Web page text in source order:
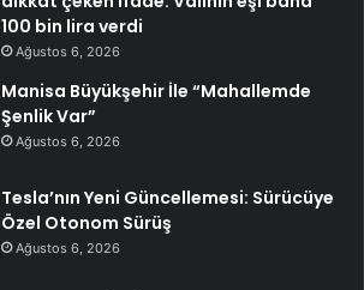
100 bin lira verdi
Ağustos 6, 2026
Manisa Büyükşehir İle “Mahallemde
Şenlik Var”
Ağustos 6, 2026
Tesla’nın Yeni Güncellemesi: Sürücüye
Özel Otonom Sürüş
Ağustos 6, 2026